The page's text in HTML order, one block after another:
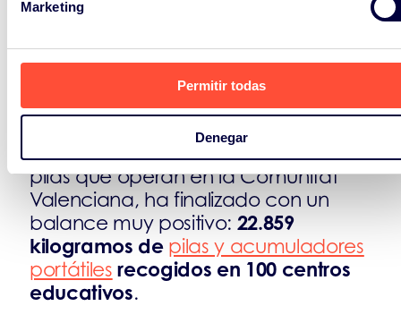
Marketing
Permitir todas
Denegar
por la Terreta”, iniciativa impulsada
por la Generalitat Valenciana junto a
ERP Españay el resto de Sistemas
Colectivos de Responsabilidad
Ampliada del Productor (SCRAP) de
pilas que operan en la Comunitat
Valenciana, ha finalizado con un
balance muy positivo: 22.859
kilogramos de pilas y acumuladores
portátiles recogidos en 100 centros
educativos.